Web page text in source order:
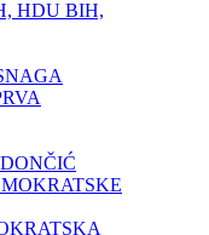
HDU BIH,